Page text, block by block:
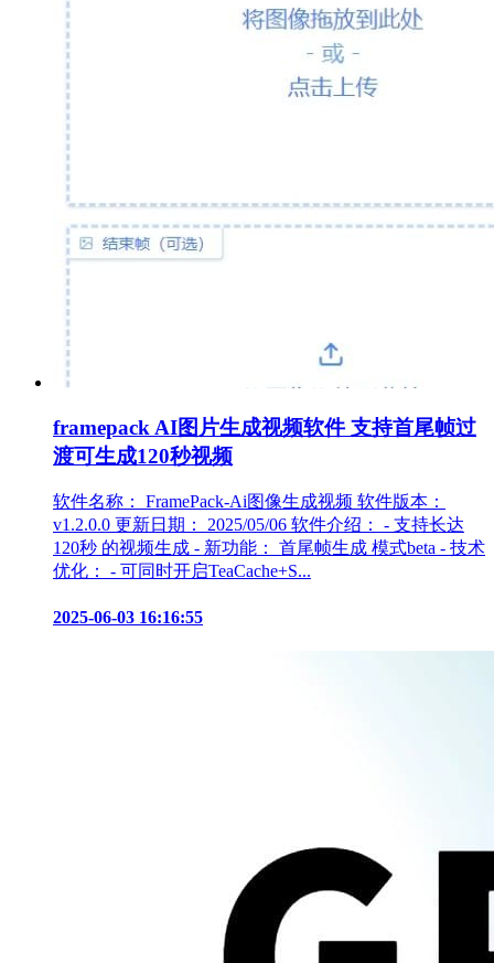
framepack AI图片生成视频软件 支持首尾帧过
渡可生成120秒视频
软件名称： FramePack-Ai图像生成视频 软件版本：
v1.2.0.0 更新日期： 2025/05/06 软件介绍： - 支持长达
120秒 的视频生成 - 新功能： 首尾帧生成 模式beta - 技术
优化： - 可同时开启TeaCache+S...
2025-06-03 16:16:55